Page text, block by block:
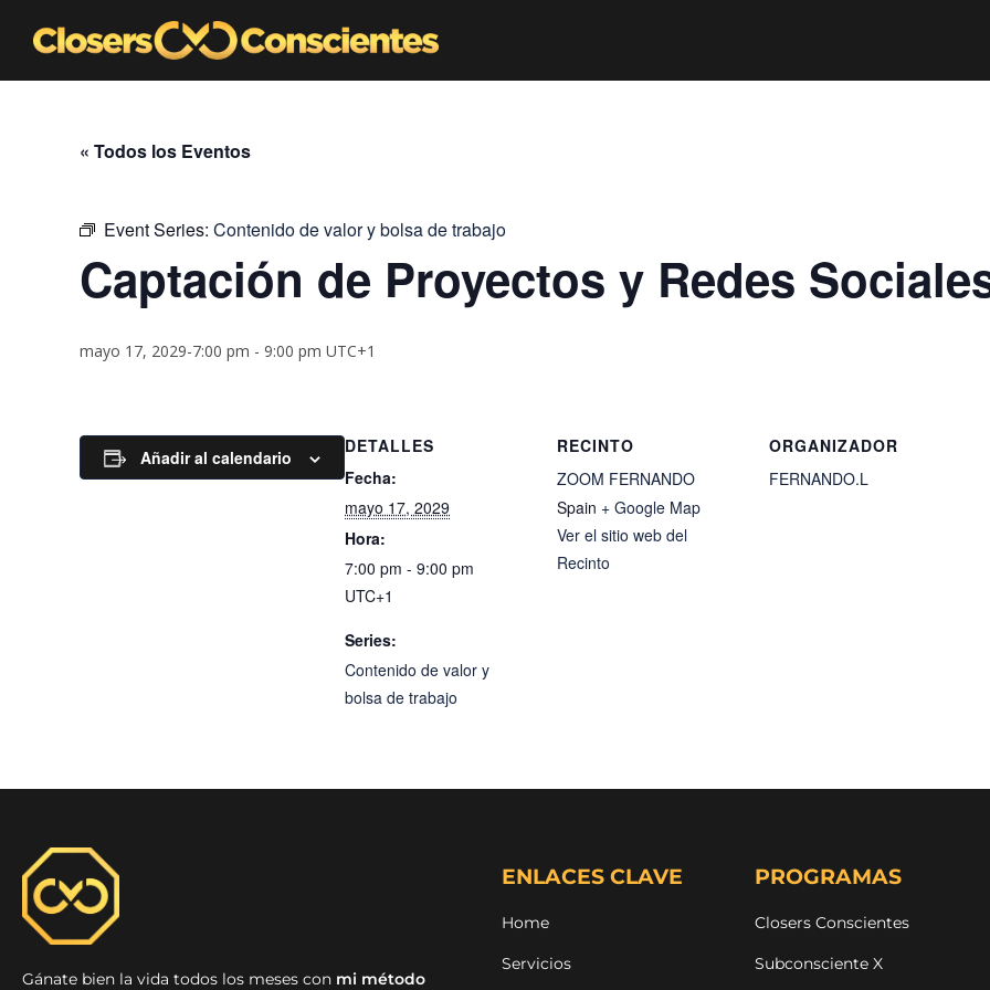
« Todos los Eventos
Event Series: Contenido de valor y bolsa de trabajo
Captación de Proyectos y Redes
mayo 17, 2029-7:00 pm - 9:00 pm UTC+1
Añadir al calendario
DETALLES
Fecha:
mayo 17, 2029
Hora:
7:00 pm - 9:00 pm
UTC+1
Series:
Contenido de valor y
bolsa de trabajo
RECINTO
ZOOM FERNANDO
Spain + Google Map
Ver el sitio web del
Recinto
ORGANIZADOR
FERNANDO.L
Gánate bien la vida todos los meses con mi método
ENLACES CLAVE
Home
Servicios
PROGRAMAS
Closers Conscientes
Subconsciente X